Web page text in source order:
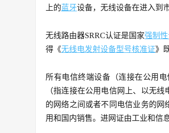
上的蓝牙设备，无线设备在进入到
无线路由器SRRC认证是国家强制
得《无线电发射设备型号核准证》
所有电信终端设备（连接在公用
（指连接在公用电信网上、以无
的网络之间或者不同电信业务的
用和国内销售。进网证由工业和信